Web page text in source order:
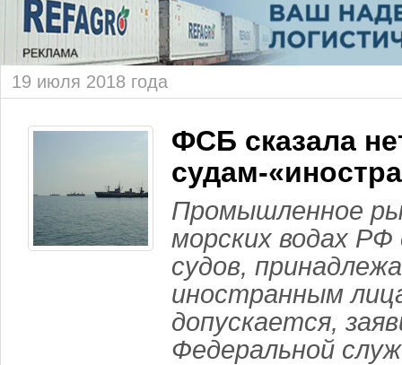
19 июля 2018 года
ФСБ сказала
судам-
Промышленное
морских водах РФ
судов,
иностранным
допускается,
Федеральной